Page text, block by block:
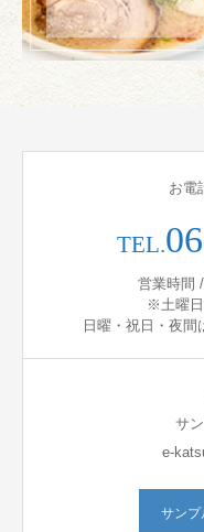
お電
TEL.
営業時間
※土曜日
日曜・祝日・夜間
サ
e-
サンプ